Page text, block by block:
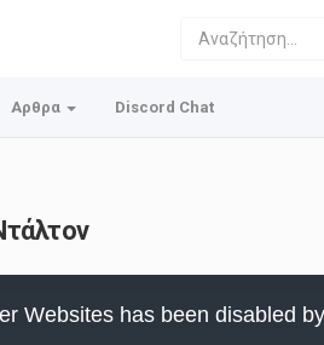
Αρθρα Discord Chat
Websites has been disabled